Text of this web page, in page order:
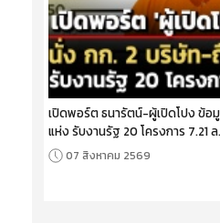
เปิดพอร์ต ธนารัตน์-ผู้เปิดโปง ข้อ
แห่ง รับงานรัฐ 20 โครงการ 7.21 ล.
07 สิงหาคม 2569